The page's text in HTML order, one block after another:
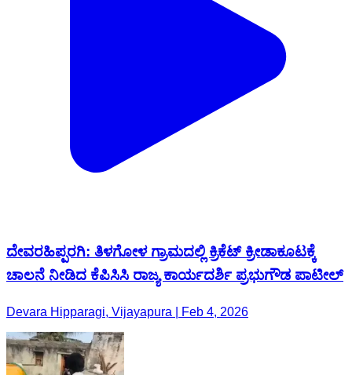
ದೇವರಹಿಪ್ಪರಗಿ: ತಿಳಗೋಳ ಗ್ರಾಮದಲ್ಲಿ ಕ್ರಿಕೆಟ್ ಕ್ರೀಡಾಕೂಟಕ್ಕೆ
ಚಾಲನೆ ನೀಡಿದ ಕೆಪಿಸಿಸಿ ರಾಜ್ಯ ಕಾರ್ಯದರ್ಶಿ ಪ್ರಭುಗೌಡ ಪಾಟೀಲ್
Devara Hipparagi, Vijayapura | Feb 4, 2026